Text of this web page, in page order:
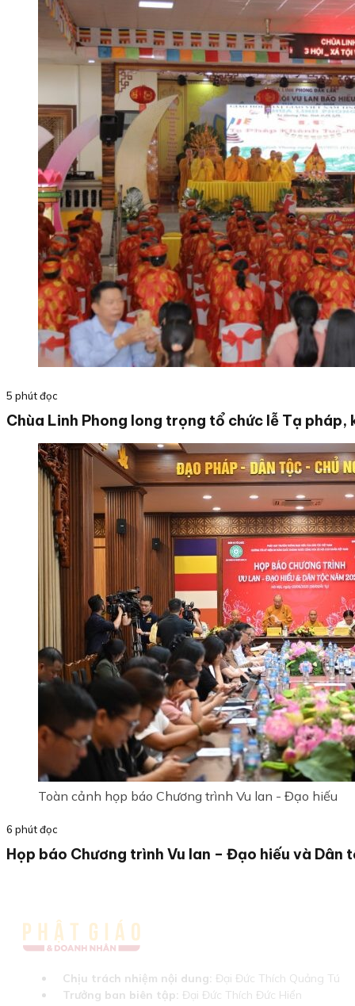
5 phút đọc
Chùa Linh Phong long trọng tổ chức lễ Tạ
Toàn cảnh họp báo Chương trình Vu lan - Đạo hiếu
6 phút đọc
Họp báo Chương trình Vu lan – Đạo hiếu và Dân
Chịu trách nhiệm nội dung: Đại Đức Thích Quảng Tú
Trưởng ban biên tập: Đại Đức Thích Đức Hiển